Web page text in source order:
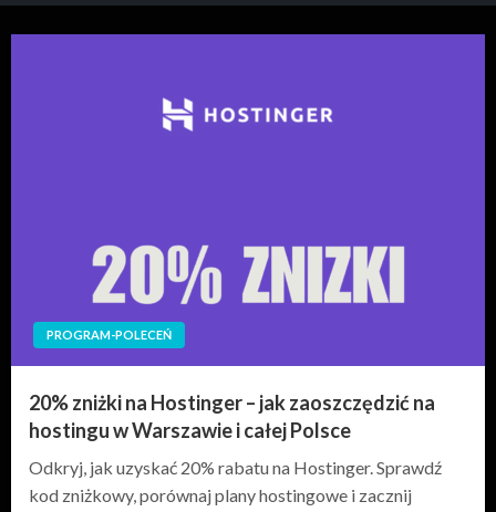
PROGRAM-POLECEŃ
20% zniżki na Hostinger – jak zaoszczędzić na
hostingu w Warszawie i całej Polsce
Odkryj, jak uzyskać 20% rabatu na Hostinger. Sprawdź
kod zniżkowy, porównaj plany hostingowe i zacznij